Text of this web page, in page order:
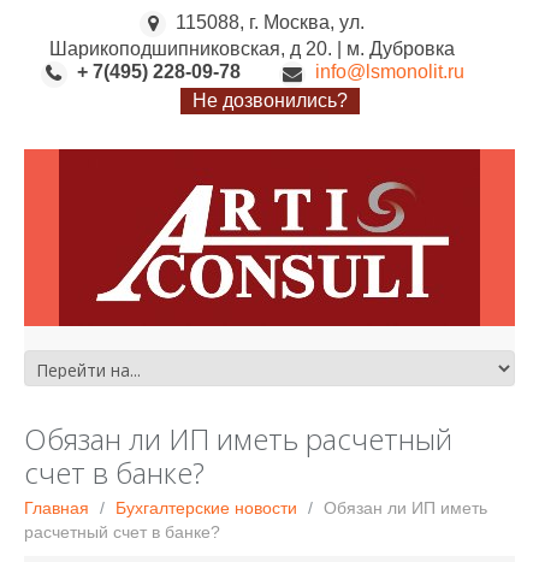
115088, г. Москва, ул.
Шарикоподшипниковская, д 20. | м. Дубровка
+ 7(495) 228-09-78
info@lsmonolit.ru
Не дозвонились?
Обязан ли ИП иметь расчетный
счет в банке?
Главная Бухгалтерские новости
Обязан ли ИП иметь
расчетный счет в банке?